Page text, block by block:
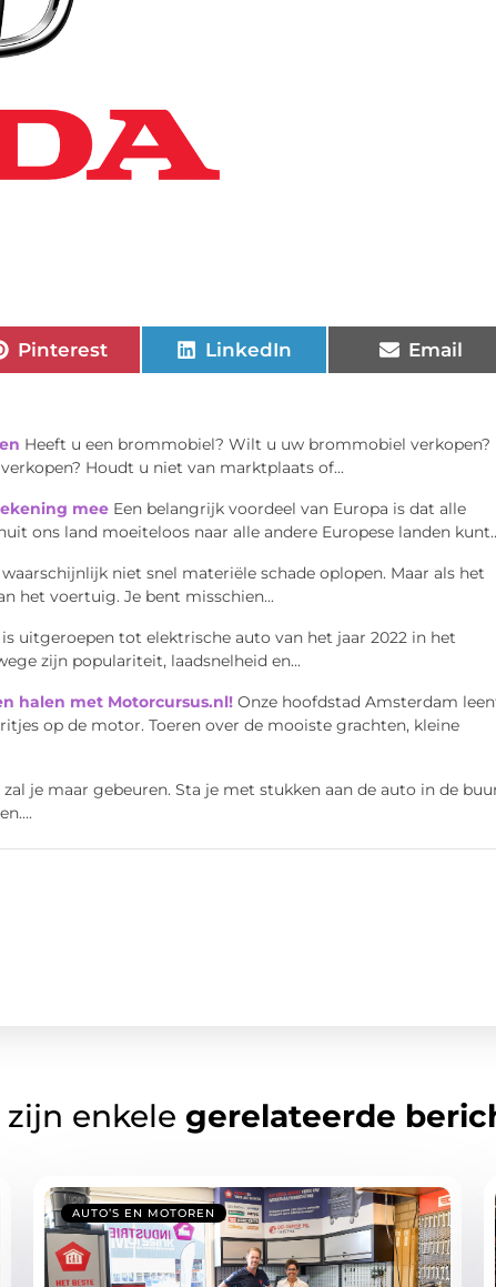
Pinterest LinkedIn Email
Heeft u een brommobiel? Wilt u uw brommobiel verkopen?
Houdt u niet van marktplaats of...
mee
Een belangrijk voordeel van Europa is dat alle
ons land moeiteloos naar alle andere Europese landen
niet snel materiële schade oplopen. Maar als het
het voertuig. Je bent misschien...
uitgeroepen tot elektrische auto van het jaar 2022 in het
zijn populariteit, laadsnelheid en...
halen met Motorcursus.nl! Onze hoofdstad Amsterdam
op de motor. Toeren over de mooiste grachten, kleine
je maar gebeuren. Sta je met stukken aan de auto in de
zijn enkele gerelateerde
AUTO’S EN MOTOREN